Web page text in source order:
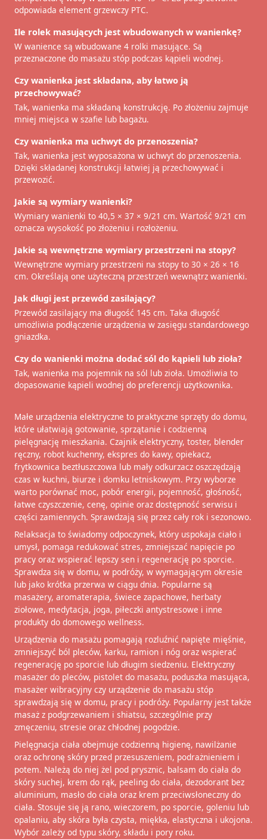
odpowiada element grzewczy PTC.
Ile rolek masujących jest wbudowanych w wanienkę?
W wanience są wbudowane 4 rolki masujące. Są
przeznaczone do masażu stóp podczas kąpieli wodnej.
Czy wanienka jest składana, aby łatwo ją
przechowywać?
Tak, wanienka ma składaną konstrukcję. Po złożeniu zajmuje
mniej miejsca w szafie lub bagażu.
Czy wanienka ma uchwyt do przenoszenia?
Tak, wanienka jest wyposażona w uchwyt do przenoszenia.
Dzięki składanej konstrukcji łatwiej ją przechowywać i
przewozić.
Jakie są wymiary wanienki?
Wymiary wanienki to 40,5 × 37 × 9/21 cm. Wartość 9/21 cm
oznacza wysokość po złożeniu i rozłożeniu.
Jakie są wewnętrzne wymiary przestrzeni na stopy?
Wewnętrzne wymiary przestrzeni na stopy to 30 × 26 × 16
cm. Określają one użyteczną przestrzeń wewnątrz wanienki.
Jak długi jest przewód zasilający?
Przewód zasilający ma długość 145 cm. Taka długość
umożliwia podłączenie urządzenia w zasięgu standardowego
gniazdka.
Czy do wanienki można dodać sól do kąpieli lub zioła?
Tak, wanienka ma pojemnik na sól lub zioła. Umożliwia to
dopasowanie kąpieli wodnej do preferencji użytkownika.
Małe urządzenia elektryczne to praktyczne sprzęty do domu,
które ułatwiają gotowanie, sprzątanie i codzienną
pielęgnację mieszkania. Czajnik elektryczny, toster, blender
ręczny, robot kuchenny, ekspres do kawy, opiekacz,
frytkownica beztłuszczowa lub mały odkurzacz oszczędzają
czas w kuchni, biurze i domku letniskowym. Przy wyborze
warto porównać moc, pobór energii, pojemność, głośność,
łatwe czyszczenie, cenę, opinie oraz dostępność serwisu i
części zamiennych. Sprawdzają się przez cały rok i sezonowo.
Relaksacja to świadomy odpoczynek, który uspokaja ciało i
umysł, pomaga redukować stres, zmniejszać napięcie po
pracy oraz wspierać lepszy sen i regenerację po sporcie.
Sprawdza się w domu, w podróży, w wymagającym okresie
lub jako krótka przerwa w ciągu dnia. Popularne są
masażery, aromaterapia, świece zapachowe, herbaty
ziołowe, medytacja, joga, piłeczki antystresowe i inne
produkty do domowego wellness.
Urządzenia do masażu pomagają rozluźnić napięte mięśnie,
zmniejszyć ból pleców, karku, ramion i nóg oraz wspierać
regenerację po sporcie lub długim siedzeniu. Elektryczny
masażer do pleców, pistolet do masażu, poduszka masująca,
masażer wibracyjny czy urządzenie do masażu stóp
sprawdzają się w domu, pracy i podróży. Popularny jest także
masaż z podgrzewaniem i shiatsu, szczególnie przy
zmęczeniu, stresie oraz chłodnej pogodzie.
Pielęgnacja ciała obejmuje codzienną higienę, nawilżanie
oraz ochronę skóry przed przesuszeniem, podrażnieniem i
potem. Należą do niej żel pod prysznic, balsam do ciała do
skóry suchej, krem do rąk, peeling do ciała, dezodorant bez
aluminium, masło do ciała oraz krem przeciwsłoneczny do
ciała. Stosuje się ją rano, wieczorem, po sporcie, goleniu lub
opalaniu, aby skóra była czysta, miękka, elastyczna i ukojona.
Wybór zależy od typu skóry, składu i pory roku.